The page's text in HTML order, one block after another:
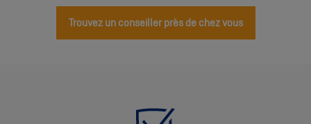
Trouvez un conseiller près de chez vous